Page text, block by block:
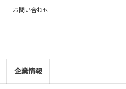
企業情報
お問い合わせ